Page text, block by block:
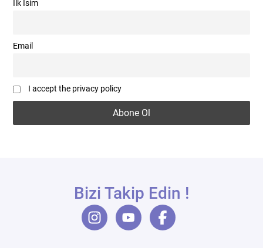
İlk İsim
Email
I accept the privacy policy
Bizi Takip Edin !